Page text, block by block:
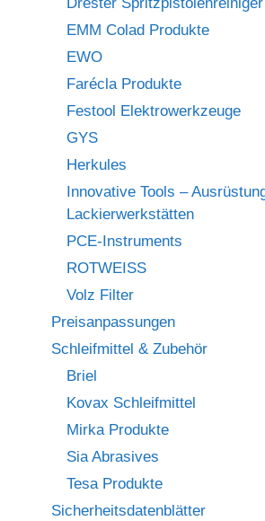
Drester Spritzpistolenreiniger
EMM Colad Produkte
EWO
Farécla Produkte
Festool Elektrowerkzeuge
GYS
Herkules
Innovative Tools –
Lackierwerkstätten
PCE-Instruments
ROTWEISS
Volz Filter
Preisanpassungen
Schleifmittel & Zubehör
Briel
Kovax Schleifmittel
Mirka Produkte
Sia Abrasives
Tesa Produkte
Sicherheitsdatenblätter